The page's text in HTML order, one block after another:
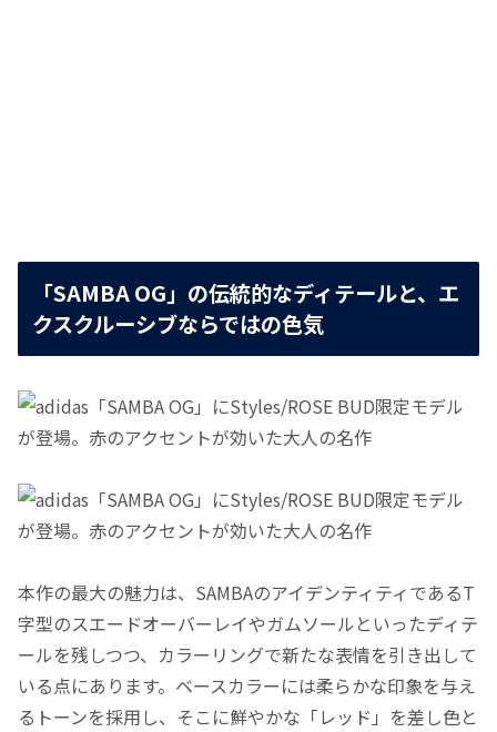
「SAMBA OG」の伝統的なディテールと、エ
クスクルーシブならではの色気
本作の最大の魅力は、SAMBAのアイデンティティであるT
字型のスエードオーバーレイやガムソールといったディテ
ールを残しつつ、カラーリングで新たな表情を引き出して
いる点にあります。ベースカラーには柔らかな印象を与え
るトーンを採用し、そこに鮮やかな「レッド」を差し色と